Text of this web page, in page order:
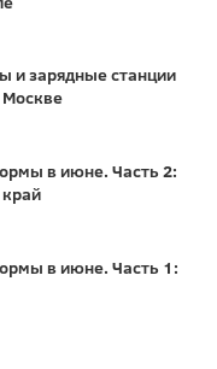
и зарядные станции
Москве
в июне. Часть 2:
в июне. Часть 1: